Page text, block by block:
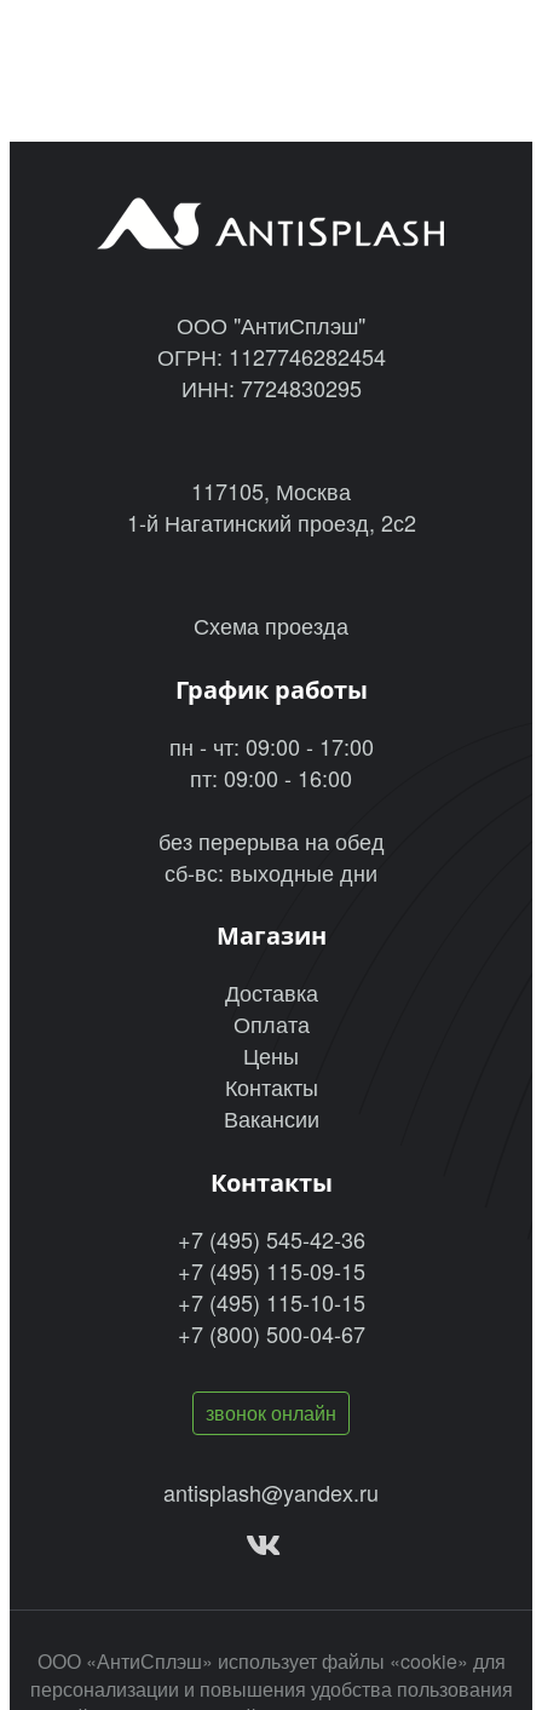
ООО "АнтиСплэш"
ОГРН: 1127746282454
ИНН: 7724830295
117105, Москва
1-й Нагатинский проезд, 2с2
Схема проезда
График работы
пн - чт: 09:00 - 17:00
пт: 09:00 - 16:00
без перерыва на обед
сб-вс: выходные дни
Магазин
Доставка
Оплата
Цены
Контакты
Вакансии
Контакты
+7 (495) 545-42-36
+7 (495) 115-09-15
+7 (495) 115-10-15
+7 (800) 500-04-67
звонок онлайн
antisplash@yandex.ru
ООО «АнтиСплэш» использует файлы «cookie» для
персонализации и повышения удобства пользования